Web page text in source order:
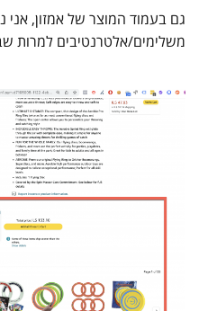
גם בעמוד המוצר של אמזון,
משלימים/אלטרנטיבים למרות